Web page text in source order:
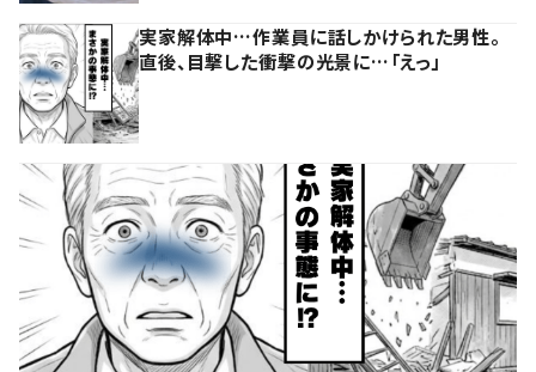
実家解体中…作業員に話しかけられた男性。
直後、目撃した衝撃の光景に…「えっ」